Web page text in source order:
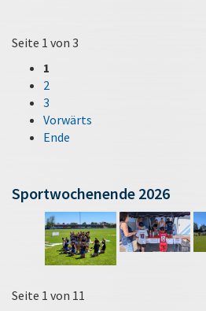
Seite 1 von 3
1
2
3
Vorwärts
Ende
Sportwochenende 2026
Seite 1 von 11